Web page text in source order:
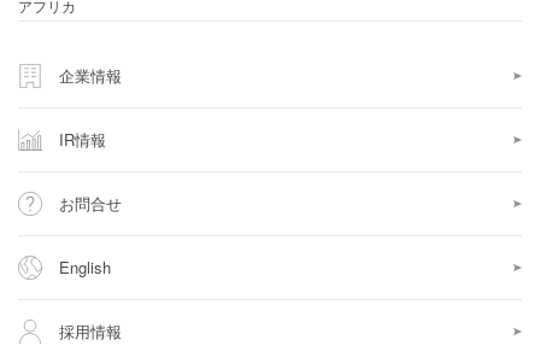
アフリカ
企業情報
IR情報
お問合せ
English
採用情報